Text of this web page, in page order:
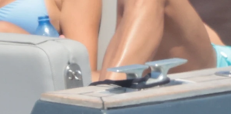
WhatsappFacebook
X
del deporte español la
. El futbolista del F.C.